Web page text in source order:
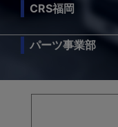
CRS福岡
パーツ事業部